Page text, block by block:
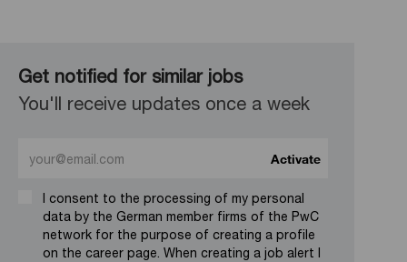
Get notified for similar jobs
You'll receive updates once a week
I consent to the processing of my personal
data by the German member firms of the PwC
network for the purpose of creating a profile
on the career page. When creating a job alert I
Activate